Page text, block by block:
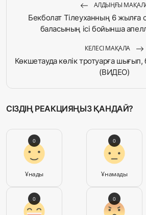
АЛДЫҢҒЫ
Бекболат Тілеуханның 6 жылға
баласының ісі бойынша
КЕЛЕСІ МАҚАЛА
Көкшетауда көлік тротуарға шығып,
(ВИДЕО)
СІЗДІҢ РЕАКЦИЯҢЫЗ ҚАНДАЙ?
Ұнады
0
Ұнамады
0
0 0